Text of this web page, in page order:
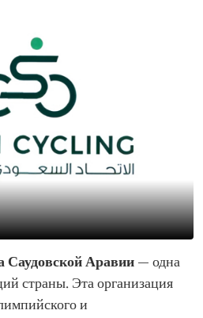
Саудовской Аравии — одна
страны. Эта организация
и